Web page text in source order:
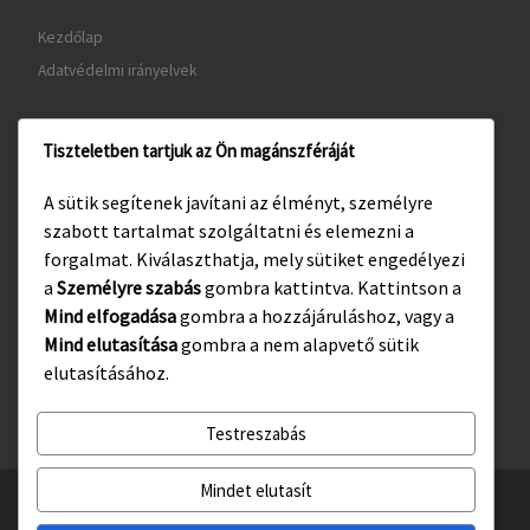
Kezdőlap
Adatvédelmi irányelvek
www.visitgyula.com
www.gyulakult.hu
Facebook Instagram
© 2026Gyulasport Nonprofit Kft.– All rights reserved
Tiszteletben tartjuk az Ön magánszféráját
A sütik segítenek javítani az élményt, személyre
szabott tartalmat szolgáltatni és elemezni a
forgalmat. Kiválaszthatja, mely sütiket engedélyezi
a Személyre szabásgombra kattintva. Kattintson a
Mind elfogadásagombra a hozzájáruláshoz, vagy a
Mind elutasításagombra a nem alapvető sütik
elutasításához.
Testreszabás
Mindet elutasít